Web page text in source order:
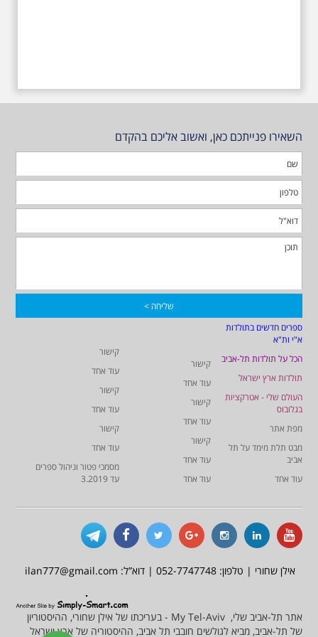
השאירו פנייתכם כאן, ואשוב אליכם בהקדם
ספרים חדשים בתולדות
א"י ות"א
הכל על תולדות תל-אביב
תולדות ארץ ישראל
העולם שלי - אטרקציות
בגלובוס
מפת אתר
מבט תלת מימד על תל
אביב
עוד אחד
קישור
עוד אחד
קישור
עוד אחד
קישור
עוד אחד
עוד אחד
קישור
עוד אחד
קישור
עוד אחד
קישור
עוד אחד
מסמכי פטור וניהול ספרים
עד 3.2019
אילן שחורי | טלפון: 052-7747748 | דוא”ל: ilan777@gmail.com
אתר תל-אביב שלי, My Tel-Aviv - בעריכתו של אילן שחורי, ההיסטוריון
של תל-אביב, מביא לגולשים חובבי תל אביב, ההיסטוריה של ארץ ישראל